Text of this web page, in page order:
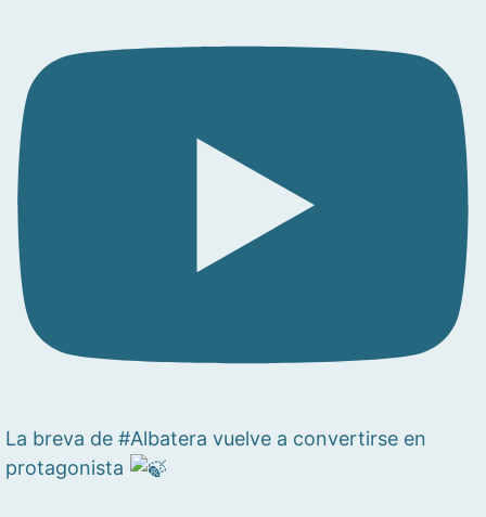
La breva de #Albatera vuelve a convertirse en
protagonista